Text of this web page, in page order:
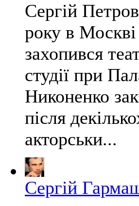
Сергій
року в Москві
захопився
студії при
Никоненко
після
акторськи...
Сергій